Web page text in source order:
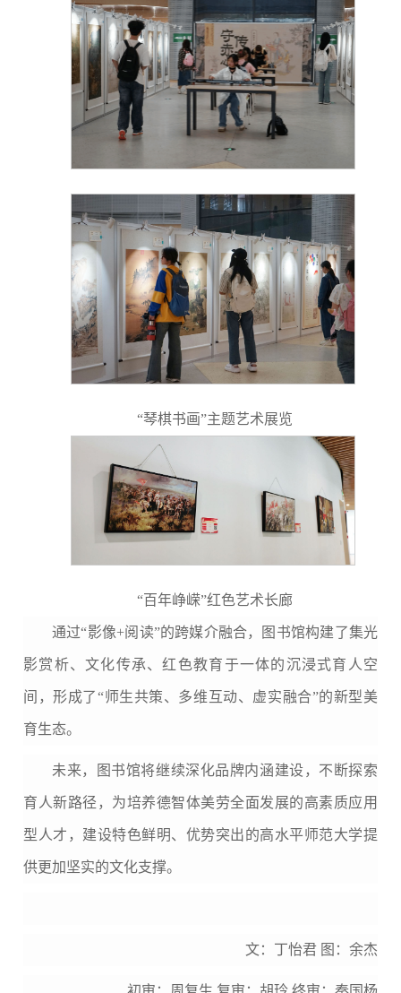
“琴棋书画”主题艺术展览
“百年峥嵘”红色艺术长廊
通过“影像+阅读”的跨媒介融合，图书馆构建了集光
影赏析、文化传承、红色教育于一体的沉浸式育人空
间，形成了“师生共策、多维互动、虚实融合”的新型美
育生态。
未来，图书馆将继续深化品牌内涵建设，不断探索
育人新路径，为培养德智体美劳全面发展的高素质应用
型人才，建设特色鲜明、优势突出的高水平师范大学提
供更加坚实的文化支撑。
文：丁怡君 图：余杰